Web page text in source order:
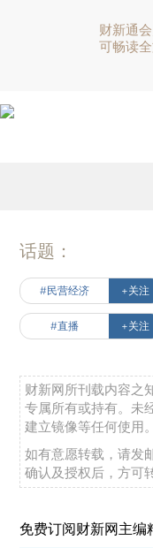
财新通
可畅读
话题：
#民营经济 +关注
#直播 +关注
财新网所刊载内容之
专属所有或持有。未
建立镜像等任何使用。
如有意愿转载，请发
确认及授权后，方可
免费订阅财新网主编